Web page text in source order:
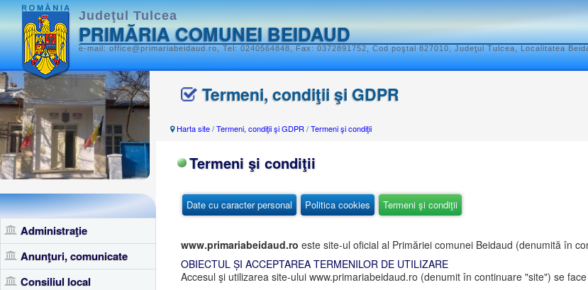
Judeţul Tulcea
PRIMĂRIA COMUNEI BEIDAUD
e-mail: office@primariabeidaud.ro, Tel: 0240564848, Fax: 0372891752, Cod poştal 827010, Judeţul Tulcea, Localitatea
Administraţie
Anunţuri, comunicate
Consiliul local
Termeni, condiţii şi GDPR
Harta site/Termeni, condiţii şi GDPR /Termeni şi condiţii
Termeni şi condiţii
Date cu caracter personal Politica cookies Termeni şi condiţii
www.primariabeidaud.ro este site-ul oficial al Primăriei comunei Beidaud (denumită în
OBIECTUL ȘI ACCEPTAREA TERMENILOR DE UTILIZARE
Accesul şi utilizarea site-ului www.primariabeidaud.ro (denumit în continuare "site") se